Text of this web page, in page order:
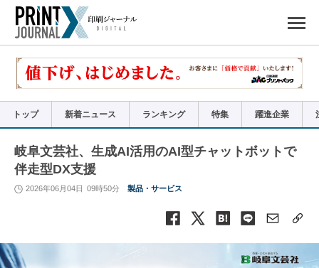
で
リ
トップ 新着ニュース ランキング 特集 躍進企業
岐阜文芸社、生成AI活用のAI型チャットボットで
伴走型DX支援
2026年06月04日 09時50分 製品・サービス